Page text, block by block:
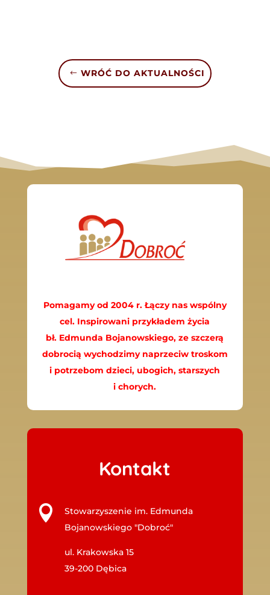
WRÓĆ DO AKTUALNOŚCI
Pomagamy od 2004 r. Łączy nas wspólny
cel. Inspirowani przykładem życia
bł. Edmunda Bojanowskiego, ze szczerą
dobrocią wychodzimy naprzeciw troskom
i potrzebom dzieci, ubogich, starszych
i chorych.
Kontakt

Stowarzyszenie im. Edmunda
Bojanowskiego "Dobroć"
ul. Krakowska 15
39-200 Dębica